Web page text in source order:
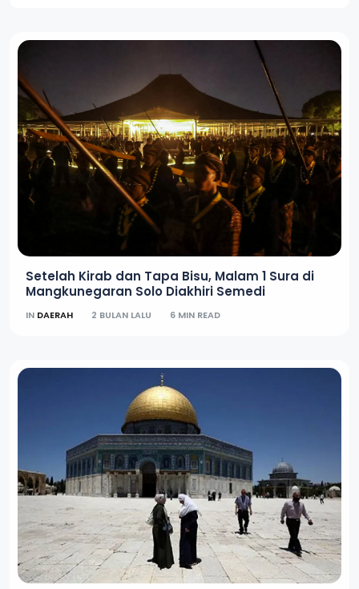
Setelah Kirab dan Tapa Bisu, Malam 1 Sura di
Mangkunegaran Solo Diakhiri Semedi
IN DAERAH 2 BULAN LALU 6 MIN READ